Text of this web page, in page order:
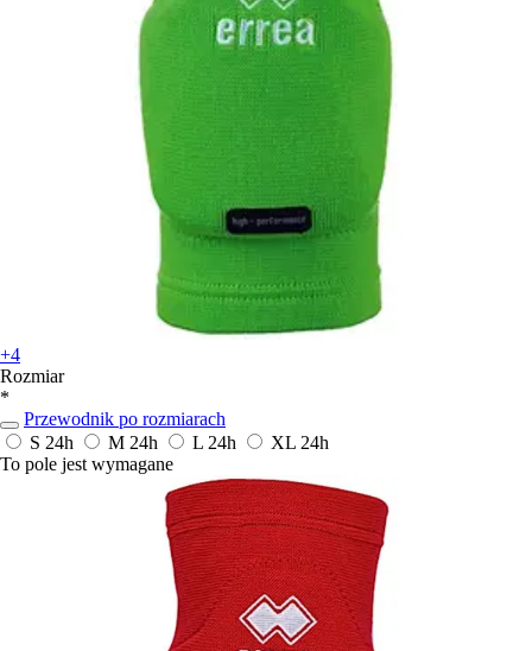
+4
Rozmiar
*
Przewodnik po rozmiarach
S 24h M 24h L 24h XL 24h
To pole jest wymagane